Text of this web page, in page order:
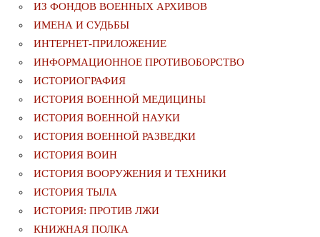
ИЗ ФОНДОВ ВОЕННЫХ АРХИВОВ
ИМЕНА И СУДЬБЫ
ИНТЕРНЕТ-ПРИЛОЖЕНИЕ
ИНФОРМАЦИОННОЕ ПРОТИВОБОРСТВО
ИСТОРИОГРАФИЯ
ИСТОРИЯ ВОЕННОЙ МЕДИЦИНЫ
ИСТОРИЯ ВОЕННОЙ НАУКИ
ИСТОРИЯ ВОЕННОЙ РАЗВЕДКИ
ИСТОРИЯ ВОИН
ИСТОРИЯ ВООРУЖЕНИЯ И ТЕХНИКИ
ИСТОРИЯ ТЫЛА
ИСТОРИЯ: ПРОТИВ ЛЖИ
КНИЖНАЯ ПОЛКА